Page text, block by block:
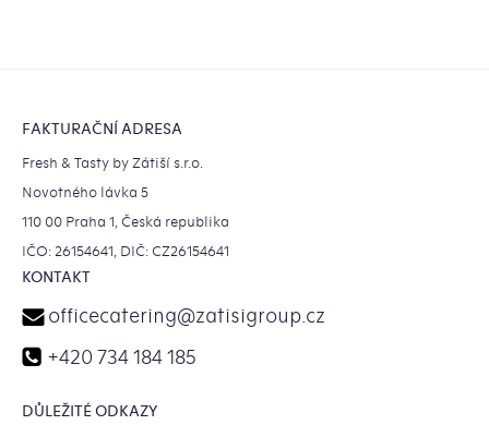
FAKTURAČNÍ ADRESA
Fresh & Tasty by Zátiší s.r.o.
Novotného lávka 5
110 00 Praha 1, Česká republika
IČO: 26154641, DIČ: CZ26154641
KONTAKT
officecatering@zatisigroup.cz
+420 734 184 185
DŮLEŽITÉ ODKAZY